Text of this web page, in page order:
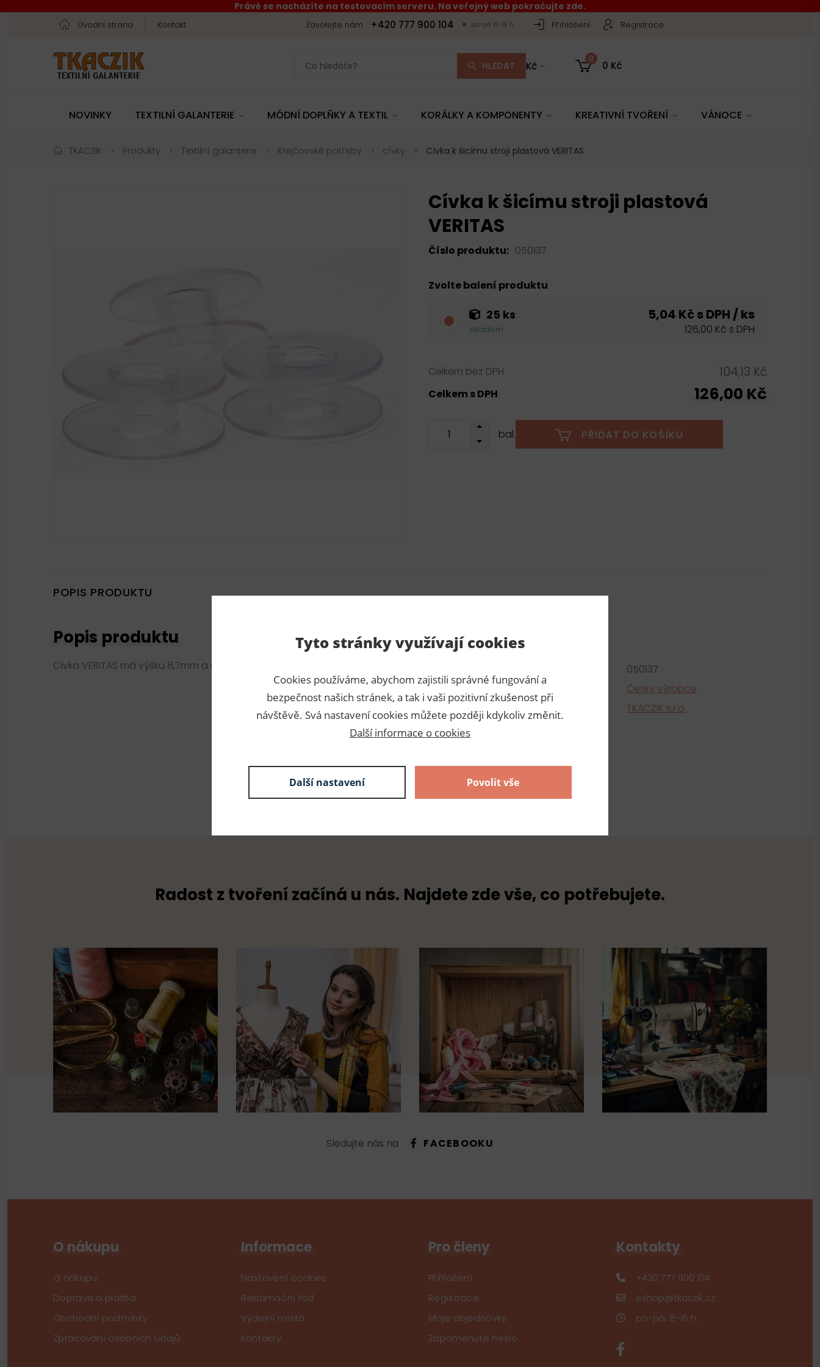
Právě se nacházíte na testovacím serveru. Na veřejný web pokračujte zde.
Úvodní strana Kontakt Zavolejte nám +420 777 900 104 po-pá 8-15 h. Přihlášení Registrace
HLEDAT Kč
0
0 Kč
NOVINKY TEXTILNÍ GALANTERIE MÓDNÍ DOPLŇKY A TEXTIL KORÁLKY A KOMPONENTY KREATIVNÍ TVOŘENÍ VÁNOCE
TKACZIK Produkty Textilní galanterie Krejčovské potřeby cívky Cívka k šicímu stroji plastová VERITAS
Cívka k šicímu stroji plastová
VERITAS
Číslo produktu: 050137
Zvolte balení produktu
25 ks
skladem
5,04 Kč s DPH / ks
126,00 Kč s DPH
Celkem bez DPH 104,13 Kč
Celkem s DPH 126,00 Kč
bal. PŘIDAT DO KOŠÍKU
POPIS PRODUKTU
Popis produktu
Cívka VERITAS má výšku 8,7mm a Ø21mm.
Parametry
050137
Výrobce
Český výrobce
Dodavatel
TKACZIK s.r.o.
Složení: 100% plast
Radost z tvoření začíná u nás. Najdete zde vše, co potřebujete.
Sledujte nás na FACEBOOKU
O nákupu
O nákupu
Doprava a platba
Obchodní podmínky
Zpracování osobních údajů
Informace
Nastavení cookies
Reklamační řád
Výdejní místa
Kontakty
Pro členy
Přihlášení
Registrace
Moje objednávky
Zapomenuté heslo
Kontakty
+420 777 900 104
eshop@tkaczik.cz
po-pá: 8-15 h.
Tyto stránky využívají cookies
Cookies používáme, abychom zajistili správné fungování a
bezpečnost našich stránek, a tak i vaši pozitivní zkušenost při
návštěvě. Svá nastavení cookies můžete později kdykoliv změnit.
Další informace o cookies
Další nastavení Povolit vše